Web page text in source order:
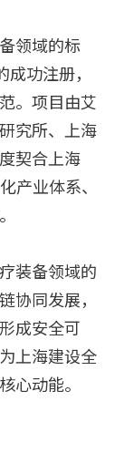
领域的标
功注册，
。项目由艾
究所、上海
契合上海
业体系、
装备领域的
协同发展，
成安全可
上海建设全
心动能。